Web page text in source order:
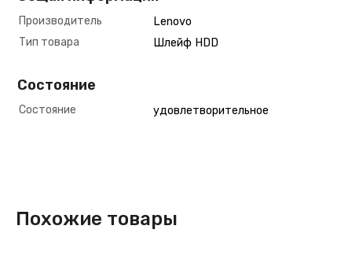
Производитель
Lenovo
Тип товара
Шлейф HDD
Состояние
Состояние удовлетворительное
Похожие товары